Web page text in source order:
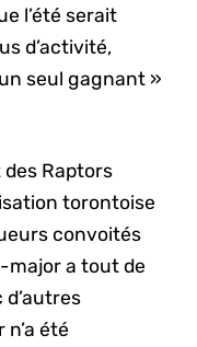
l’été serait
d’activité,
seul gagnant »
Raptors
torontoise
convoités
major a tout de
été